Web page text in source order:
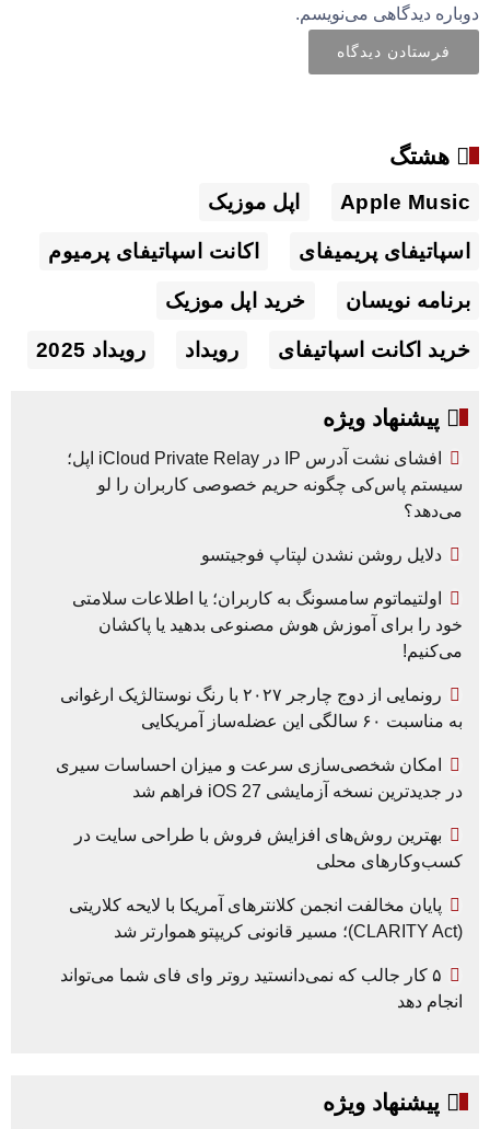
دوباره دیدگاهی می‌نویسم.
هشتگ
Apple Music اپل موزیک
اسپاتیفای پریمیفای اکانت اسپاتیفای پرمیوم
برنامه نویسان خرید اپل موزیک
خرید اکانت اسپاتیفای رویداد رویداد 2025
پیشنهاد ویژه
افشای نشت آدرس IP در iCloud Private Relay اپل؛
سیستم پاس‌کی چگونه حریم خصوصی کاربران را لو
می‌دهد؟
دلایل روشن نشدن لپتاپ فوجیتسو
اولتیماتوم سامسونگ به کاربران؛ یا اطلاعات سلامتی
خود را برای آموزش هوش مصنوعی بدهید یا پاکشان
می‌کنیم!
رونمایی از دوج چارجر ۲۰۲۷ با رنگ نوستالژیک ارغوانی
به مناسبت ۶۰ سالگی این عضله‌ساز آمریکایی
امکان شخصی‌سازی سرعت و میزان احساسات سیری
در جدیدترین نسخه آزمایشی iOS 27 فراهم شد
بهترین روش‌های افزایش فروش با طراحی سایت در
کسب‌وکارهای محلی
پایان مخالفت انجمن کلانترهای آمریکا با لایحه کلاریتی
(CLARITY Act)؛ مسیر قانونی کریپتو هموارتر شد
۵ کار جالب که نمی‌دانستید روتر وای فای شما می‌تواند
انجام دهد
پیشنهاد ویژه